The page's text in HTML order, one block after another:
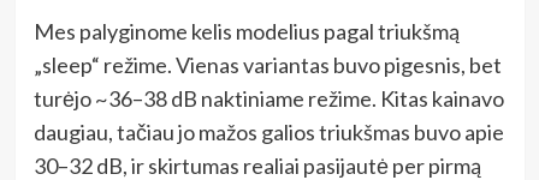
Mes palyginome kelis modelius pagal triukšmą
„sleep“ režime. Vienas variantas buvo pigesnis, bet
turėjo ~36–38 dB naktiniame režime. Kitas kainavo
daugiau, tačiau jo mažos galios triukšmas buvo apie
30–32 dB, ir skirtumas realiai pasijautė per pirmą